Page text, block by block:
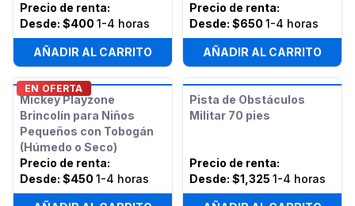
Precio de renta:
Desde: $400 1-4 horas
AÑADIR AL CARRITO
Precio de renta:
Desde: $650 1-4 horas
AÑADIR AL CARRITO
EN OFERTA
Mickey Playzone
Brincolín para Niños
Pequeños con Tobogán
(Húmedo o Seco)
Precio de renta:
Desde: $450 1-4 horas
Pista de Obstáculos
Militar 70 pies
Precio de renta:
Desde: $1,325 1-4 horas